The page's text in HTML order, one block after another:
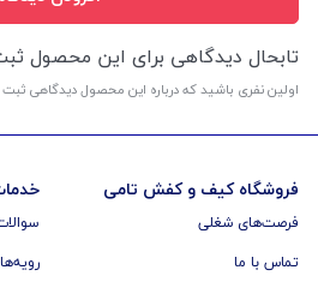
تابحال دیدگاهی برای این محصول
اولین نفری باشید که درباره این محصول دیدگاهی
فروشگاه کیف و کفش تامی
فرصت‌های شغلی
تماس با ما